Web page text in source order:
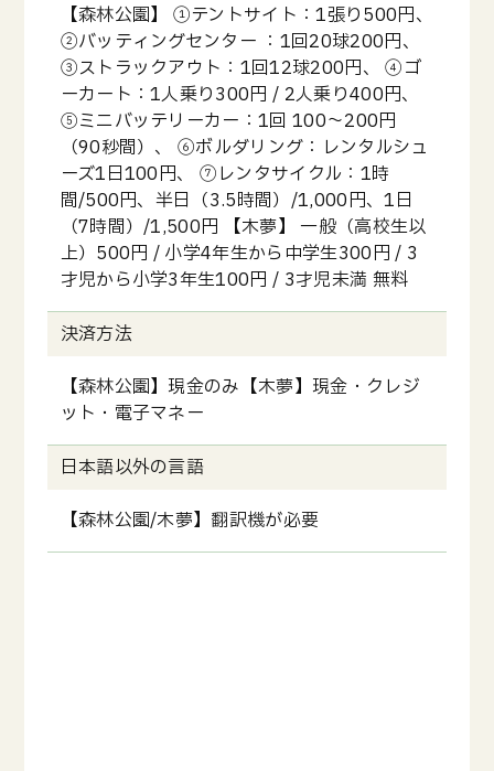
【森林公園】 ①テントサイト：1張り500円、
②バッティングセンター ：1回20球200円、
③ストラックアウト：1回12球200円、 ④ゴ
ーカート：1人乗り300円 / 2人乗り400円、
⑤ミニバッテリーカー：1回 100～200円
（90秒間）、 ⑥ボルダリング：レンタルシュ
ーズ1日100円、 ⑦レンタサイクル：1時
間/500円、半日（3.5時間）/1,000円、1日
（7時間）/1,500円 【木夢】 一般（高校生以
上）500円 / 小学4年生から中学生300円 / 3
才児から小学3年生100円 / 3才児未満 無料
決済方法
【森林公園】現金のみ【木夢】現金・クレジ
ット・電子マネー
日本語以外の言語
【森林公園/木夢】翻訳機が必要